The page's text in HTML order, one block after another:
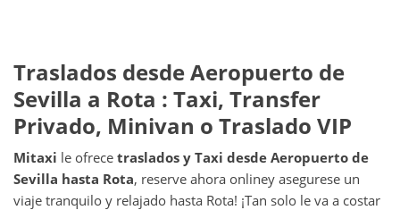
Traslados desdeAeropuerto de
Sevilla a Rota : Taxi, Transfer
Privado, Minivan o Traslado VIP
Mitaxi le ofrece traslados y Taxi desde Aeropuerto de
Sevilla hasta Rota, reserve ahora onliney asegurese un
viaje tranquilo y relajado hasta Rota! ¡Tan solo le va a costar